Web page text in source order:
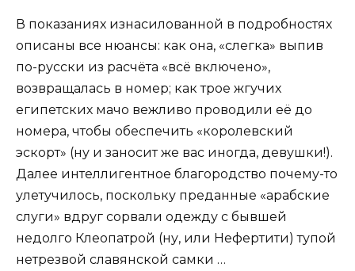
В показаниях изнасилованной в подробностях
описаны все нюансы: как она, «слегка» выпив
по-русски из расчёта «всё включено»,
возвращалась в номер; как трое жгучих
египетских мачо вежливо проводили её до
номера, чтобы обеспечить «королевский
эскорт» (ну и заносит же вас иногда, девушки!).
Далее интеллигентное благородство почему-то
улетучилось, поскольку преданные «арабские
слуги» вдруг сорвали одежду с бывшей
недолго Клеопатрой (ну, или Нефертити) тупой
нетрезвой славянской самки …